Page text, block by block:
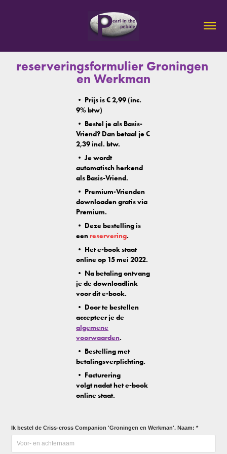
reserveringsformulier Groningen
en Werkman
• Prijs is € 2,99 (inc.
9% btw)
• Bestel je als Basis-
Vriend? Dan betaal je €
2,39 incl. btw.
• Je wordt
automatisch herkend
als Basis-Vriend.
• Premium-Vrienden
downloaden gratis via
Premium.
• Deze bestelling is
eenreservering.
• Het e-book staat
online op 15 mei 2022.
• Na betaling ontvang
je de downloadlink
voor dit e-book.
• Door te bestellen
accepteer je de
algemene
voorwaarden.
• Bestelling met
betalingsverplichting.
• Facturering
volgt nadat het e-book
online staat.
Ik bestel de Criss-cross Companion 'Groningen en Werkman'. Naam: *